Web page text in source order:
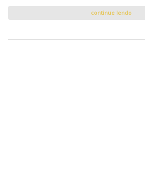
continue lendo